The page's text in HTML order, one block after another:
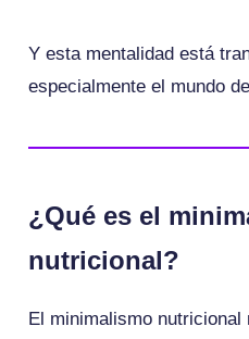
Y esta mentalidad está
especialmente el mundo
¿Qué es el
nutricional?
El minimalismo